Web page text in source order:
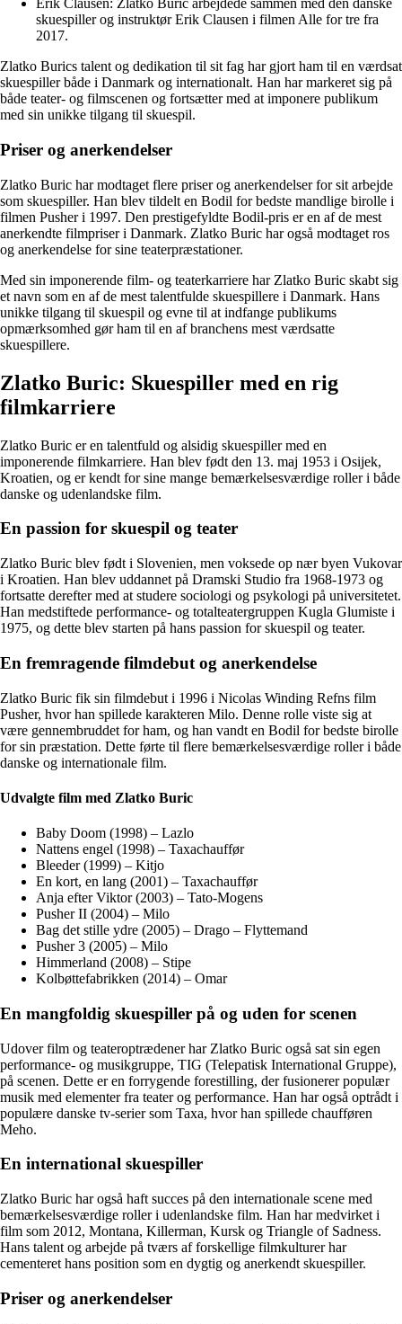
Erik Clausen: Zlatko Buric arbejdede sammen med den danske
skuespiller og instruktør Erik Clausen i filmen Alle for tre fra
2017.
Zlatko Burics talent og dedikation til sit fag har gjort ham til en værdsat
skuespiller både i Danmark og internationalt. Han har markeret sig på
både teater- og filmscenen og fortsætter med at imponere publikum
med sin unikke tilgang til skuespil.
Priser og anerkendelser
Zlatko Buric har modtaget flere priser og anerkendelser for sit arbejde
som skuespiller. Han blev tildelt en Bodil for bedste mandlige birolle i
filmen Pusher i 1997. Den prestigefyldte Bodil-pris er en af de mest
anerkendte filmpriser i Danmark. Zlatko Buric har også modtaget ros
og anerkendelse for sine teaterpræstationer.
Med sin imponerende film- og teaterkarriere har Zlatko Buric skabt sig
et navn som en af de mest talentfulde skuespillere i Danmark. Hans
unikke tilgang til skuespil og evne til at indfange publikums
opmærksomhed gør ham til en af branchens mest værdsatte
skuespillere.
Zlatko Buric: Skuespiller med en rig
filmkarriere
Zlatko Buric er en talentfuld og alsidig skuespiller med en
imponerende filmkarriere. Han blev født den 13. maj 1953 i Osijek,
Kroatien, og er kendt for sine mange bemærkelsesværdige roller i både
danske og udenlandske film.
En passion for skuespil og teater
Zlatko Buric blev født i Slovenien, men voksede op nær byen Vukovar
i Kroatien. Han blev uddannet på Dramski Studio fra 1968-1973 og
fortsatte derefter med at studere sociologi og psykologi på universitetet.
Han medstiftede performance- og totalteatergruppen Kugla Glumiste i
1975, og dette blev starten på hans passion for skuespil og teater.
En fremragende filmdebut og anerkendelse
Zlatko Buric fik sin filmdebut i 1996 i Nicolas Winding Refns film
Pusher, hvor han spillede karakteren Milo. Denne rolle viste sig at
være gennembruddet for ham, og han vandt en Bodil for bedste birolle
for sin præstation. Dette førte til flere bemærkelsesværdige roller i både
danske og internationale film.
Udvalgte film med Zlatko Buric
Baby Doom (1998) – Lazlo
Nattens engel (1998) – Taxachauffør
Bleeder (1999) – Kitjo
En kort, en lang (2001) – Taxachauffør
Anja efter Viktor (2003) – Tato-Mogens
Pusher II (2004) – Milo
Bag det stille ydre (2005) – Drago – Flyttemand
Pusher 3 (2005) – Milo
Himmerland (2008) – Stipe
Kolbøttefabrikken (2014) – Omar
En mangfoldig skuespiller på og uden for scenen
Udover film og teateroptrædener har Zlatko Buric også sat sin egen
performance- og musikgruppe, TIG (Telepatisk International Gruppe),
på scenen. Dette er en forrygende forestilling, der fusionerer populær
musik med elementer fra teater og performance. Han har også optrådt i
populære danske tv-serier som Taxa, hvor han spillede chaufføren
Meho.
En international skuespiller
Zlatko Buric har også haft succes på den internationale scene med
bemærkelsesværdige roller i udenlandske film. Han har medvirket i
film som 2012, Montana, Killerman, Kursk og Triangle of Sadness.
Hans talent og arbejde på tværs af forskellige filmkulturer har
cementeret hans position som en dygtig og anerkendt skuespiller.
Priser og anerkendelser